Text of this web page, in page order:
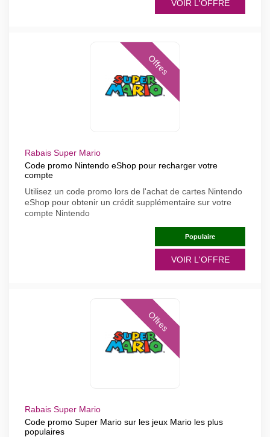
VOIR L'OFFRE
Offres
Rabais Super Mario
Code promo Nintendo eShop pour recharger votre
compte
Utilisez un code promo lors de l'achat de cartes Nintendo
eShop pour obtenir un crédit supplémentaire sur votre
compte Nintendo
Populaire
VOIR L'OFFRE
Offres
Rabais Super Mario
Code promo Super Mario sur les jeux Mario les plus
populaires